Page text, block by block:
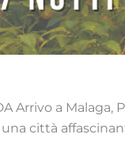
Arrivo a
una città